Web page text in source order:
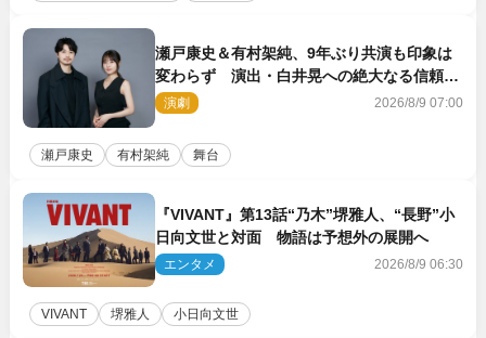
瀬戸康史＆有村架純、9年ぶり共演も印象は
変わらず 演出・白井晃への絶大なる信頼を
胸に舞台『キュー』に挑む
演劇 2026/8/9 07:00
瀬戸康史 有村架純 舞台
『VIVANT』第13話“乃木”堺雅人、“長野”小
日向文世と対面 物語は予想外の展開へ
エンタメ 2026/8/9 06:30
VIVANT 堺雅人 小日向文世